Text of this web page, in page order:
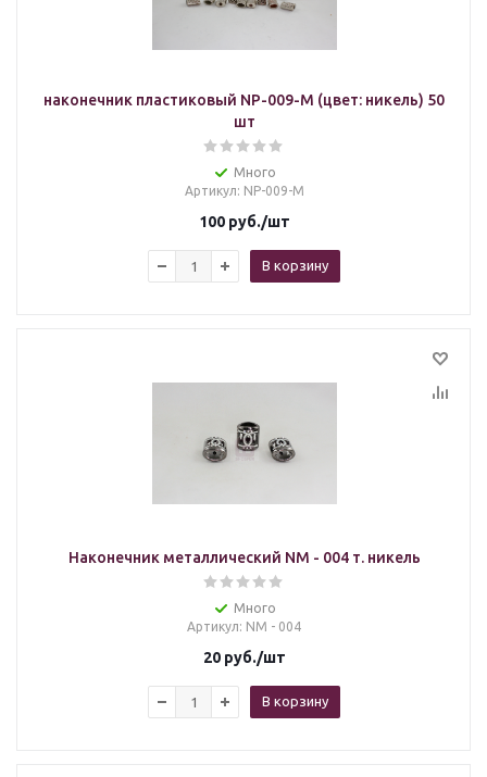
наконечник пластиковый NP-009-M (цвет: никель) 50
шт
Много
Артикул: NP-009-M
100руб./шт
В корзину
Наконечник металлический NM - 004 т. никель
Много
Артикул: NM - 004
20руб./шт
В корзину